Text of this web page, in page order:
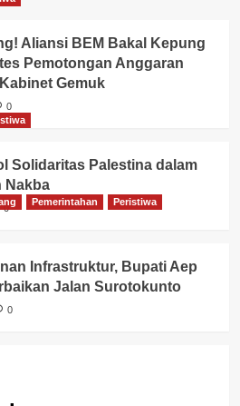
Aliansi BEM Bakal Kepung
Pemotongan Anggaran
Gemuk
0
Solidaritas Palestina dalam
Nakba
0
Pemerintahan
Peristiwa
Infrastruktur, Bupati Aep
Jalan Surotokunto
0